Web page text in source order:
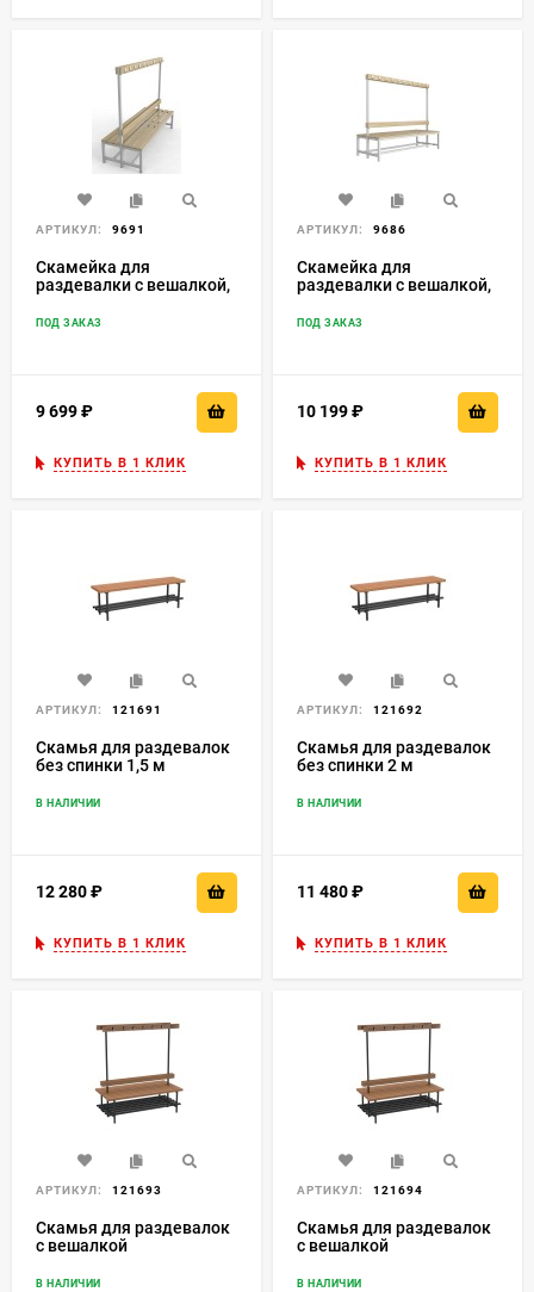
АРТИКУЛ: 9691
Скамейка для
раздевалки с вешалкой,
ПОД ЗАКАЗ
9 699
КУПИТЬ В 1 КЛИК
АРТИКУЛ: 9686
Скамейка для
раздевалки с вешалкой,
разборная
ПОД ЗАКАЗ
10 199
КУПИТЬ В 1 КЛИК
АРТИКУЛ: 121691
Скамья для раздевалок
без спинки 1,5 м
В НАЛИЧИИ
12 280
КУПИТЬ В 1 КЛИК
АРТИКУЛ: 121692
Скамья для раздевалок
без спинки 2 м
В НАЛИЧИИ
11 480
КУПИТЬ В 1 КЛИК
АРТИКУЛ: 121693
Скамья для раздевалок
с вешалкой
В НАЛИЧИИ
АРТИКУЛ: 121694
Скамья для раздевалок
с вешалкой
В НАЛИЧИИ